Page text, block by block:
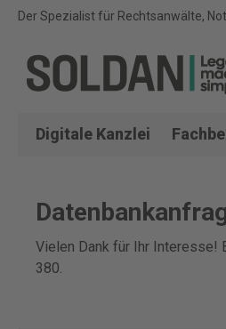
Der Spezialist für Rechtsanwälte,
Digitale Kanzlei
Vielen Dank für Ihr Interesse!
380.